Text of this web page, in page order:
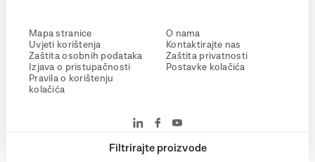
Filtrirajte proizvode
Mapa stranice
Uvjeti korištenja
Zaštita osobnih podataka
Izjava o pristupačnosti
Pravila o korištenju
kolačića
O nama
Kontaktirajte nas
Zaštita privatnosti
Postavke kolačića